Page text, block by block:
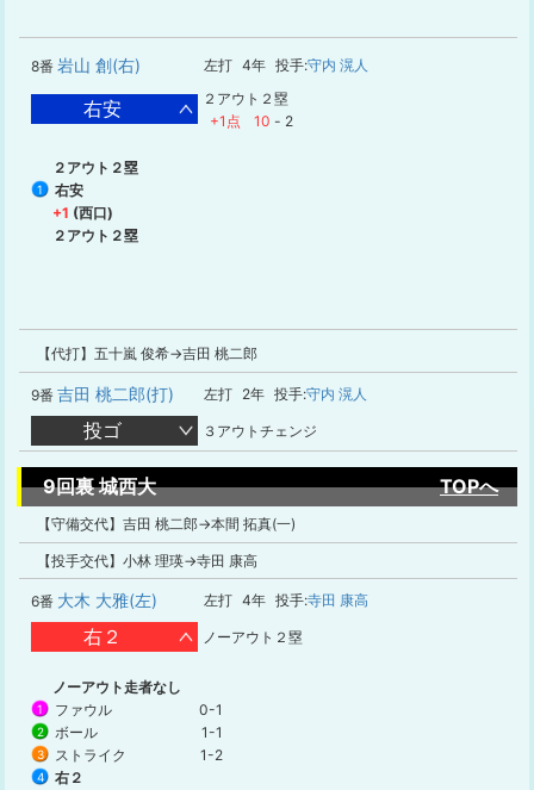
8番 岩山 創(右) 左打 4年 投手:守内 滉人
右安
２アウト２塁
+1点
10 - 2
２アウト２塁
1
右安
+1 (西口)
２アウト２塁
【代打】五十嵐 俊希→吉田 桃二郎
9番 吉田 桃二郎(打) 左打 2年 投手:守内 滉人
投ゴ ３アウトチェンジ
9回裏 城西大 TOPへ
【守備交代】吉田 桃二郎→本間 拓真(一)
【投手交代】小林 理瑛→寺田 康高
6番 大木 大雅(左) 左打 4年 投手:寺田 康高
右２ ノーアウト２塁
ノーアウト走者なし
1 ファウル 0-1
2 ボール 1-1
3 ストライク 1-2
4
右２